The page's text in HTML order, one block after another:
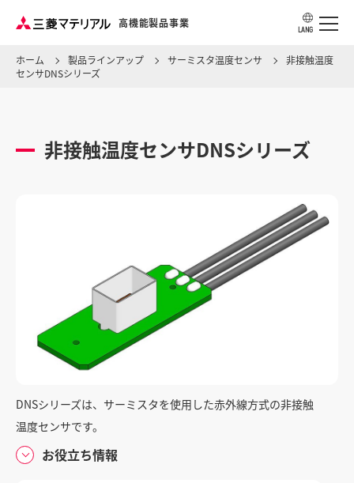
高機能製品事業
LANG
アプリケーション・用途から探す
製品ラインアップ
製品カタログ
お問い合わせ
ホーム 製品ラインアップ サーミスタ温度センサ
非接触温度
センサDNSシリーズ
非接触温度センサDNSシリーズ
DNSシリーズは、サーミスタを使用した赤外線方式の非接触
温度センサです。
お役立ち情報